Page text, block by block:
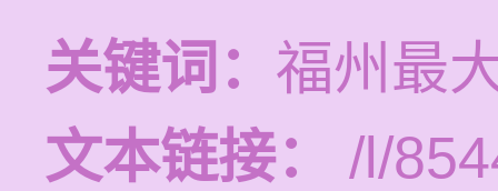
关键词： 福州最
文本链接：
/l/